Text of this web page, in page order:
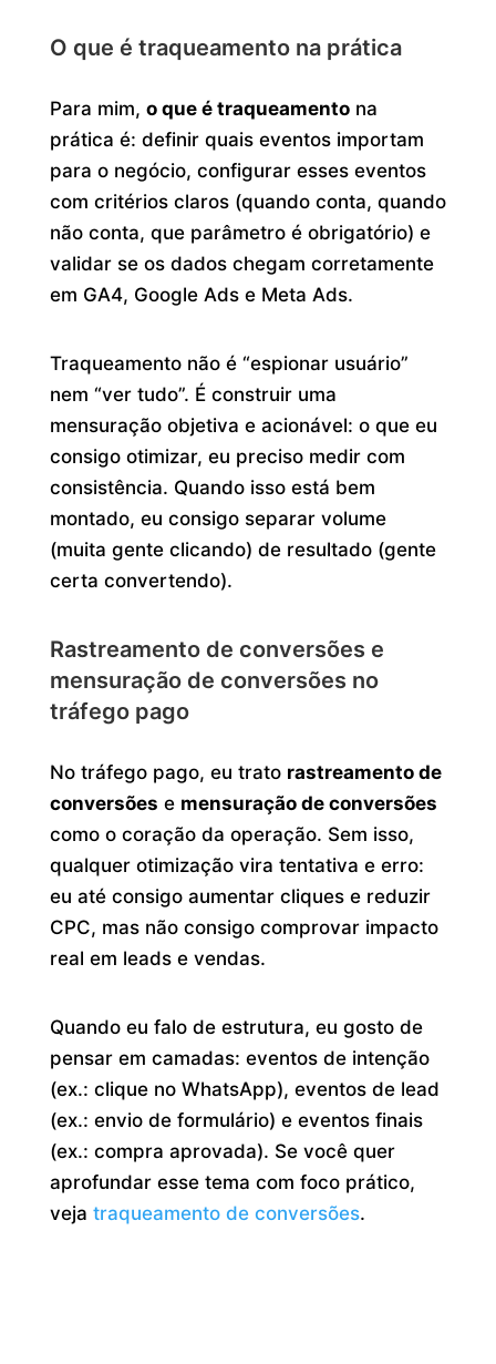
O que é traqueamento na prática
Para mim, o que é traqueamentona
prática é: definir quais eventos importam
para o negócio, configurar esses eventos
com critérios claros (quando conta, quando
não conta, que parâmetro é obrigatório) e
validar se os dados chegam corretamente
em GA4, Google Ads e Meta Ads.
Traqueamento não é “espionar usuário”
nem “ver tudo”. É construir uma
mensuração objetiva e acionável: o que eu
consigo otimizar, eu preciso medir com
consistência. Quando isso está bem
montado, eu consigo separar volume
(muita gente clicando) de resultado (gente
certa convertendo).
Rastreamento de conversões e
mensuração de conversões no
tráfego pago
No tráfego pago, eu trato rastreamento de
conversões e mensuração de conversões
como o coração da operação. Sem isso,
qualquer otimização vira tentativa e erro:
eu até consigo aumentar cliques e reduzir
CPC, mas não consigo comprovar impacto
real em leads e vendas.
Quando eu falo de estrutura, eu gosto de
pensar em camadas: eventos de intenção
(ex.: clique no WhatsApp), eventos de lead
(ex.: envio de formulário) e eventos finais
(ex.: compra aprovada). Se você quer
aprofundar esse tema com foco prático,
veja traqueamento de conversões.